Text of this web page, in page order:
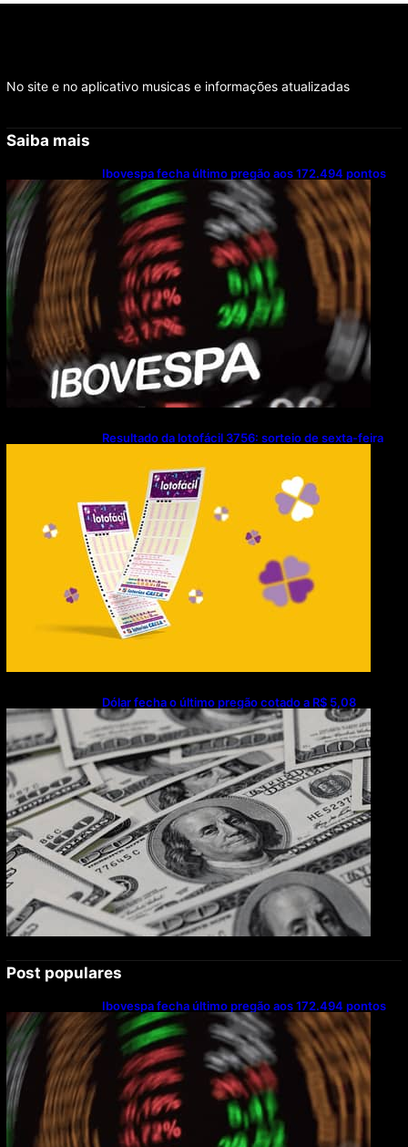
No site e no aplicativo musicas e informações atualizadas
Saiba mais
Ibovespa fecha último pregão aos 172.494 pontos
Resultado da lotofácil 3756: sorteio de sexta-feira
Dólar fecha o último pregão cotado a R$ 5,08
Post populares
Ibovespa fecha último pregão aos 172.494 pontos